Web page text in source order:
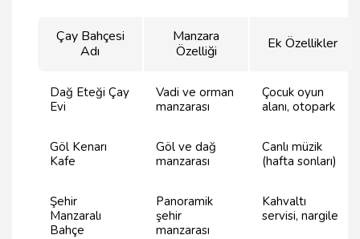
Çay Bahçesi
Adı
Manzara
Özelliği
Ek Özellikler
Dağ Eteği Çay
Evi
Vadi ve orman
manzarası
Çocuk oyun
alanı, otopark
Göl Kenarı
Kafe
Göl ve dağ
manzarası
Canlı müzik
(hafta sonları)
Şehir
Manzaralı
Bahçe
Panoramik
şehir
manzarası
Kahvaltı
servisi, nargile